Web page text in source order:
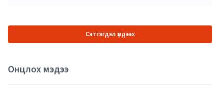
Сэтгэгдэл үлдээх
Онцлох мэдээ